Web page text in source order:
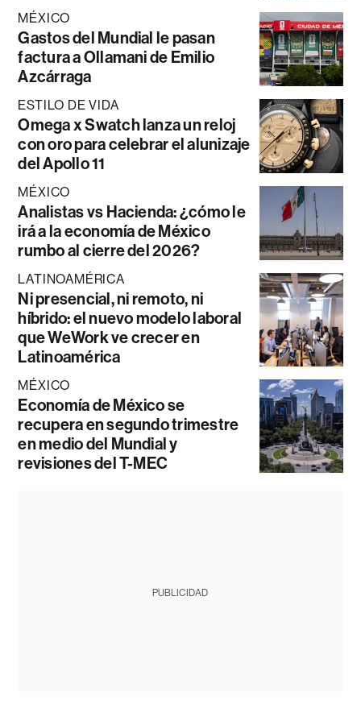
MÉXICO
Gastos del Mundial le pasan
factura a Ollamani de Emilio
Azcárraga
ESTILO DE VIDA
Omega x Swatch lanza un reloj
con oro para celebrar el alunizaje
del Apollo 11
MÉXICO
Analistas vs Hacienda: ¿cómo le
irá a la economía de México
rumbo al cierre del 2026?
LATINOAMÉRICA
Ni presencial, ni remoto, ni
híbrido: el nuevo modelo laboral
que WeWork ve crecer en
Latinoamérica
MÉXICO
Economía de México se
recupera en segundo trimestre
en medio del Mundial y
revisiones del T-MEC
PUBLICIDAD